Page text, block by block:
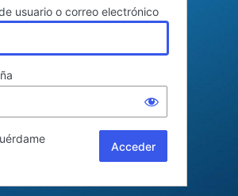
usuario o correo electrónico